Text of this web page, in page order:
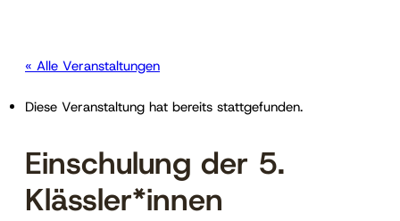
« Alle Veranstaltungen
Diese Veranstaltung hat bereits stattgefunden.
Einschulung der 5.
Klässler*innen